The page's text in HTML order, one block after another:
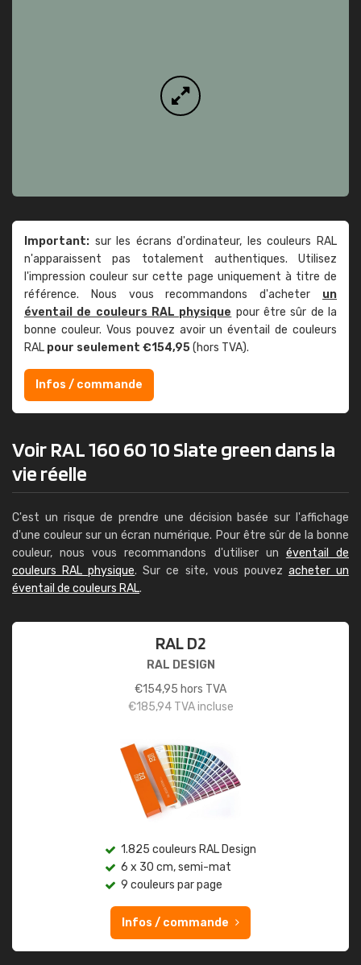
Important: sur les écrans d'ordinateur, les couleurs RAL
n'apparaissent pas totalement authentiques. Utilisez
l'impression couleur sur cette page uniquement à titre de
référence. Nous vous recommandons d'acheter un
éventail de couleurs RAL physique pour être sûr de la
bonne couleur. Vous pouvez avoir un éventail de couleurs
RAL pour seulement €154,95(hors TVA).
Infos / commande
Voir RAL 160 60 10 Slate green dans la
vie réelle
C'est un risque de prendre une décision basée sur l'affichage
d'une couleur sur un écran numérique. Pour être sûr de la bonne
couleur, nous vous recommandons d'utiliser un éventail de
couleurs RAL physique. Sur ce site, vous pouvez acheter un
éventail de couleurs RAL.
RAL D2
RAL DESIGN
€154,95 hors TVA
€185,94TVA incluse
1.825 couleurs RAL Design
6 x 30 cm, semi-mat
9 couleurs par page
Infos / commande